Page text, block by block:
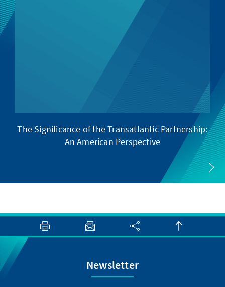
The Significance of the Transatlantic Partnership:
An American Perspective
Newsletter